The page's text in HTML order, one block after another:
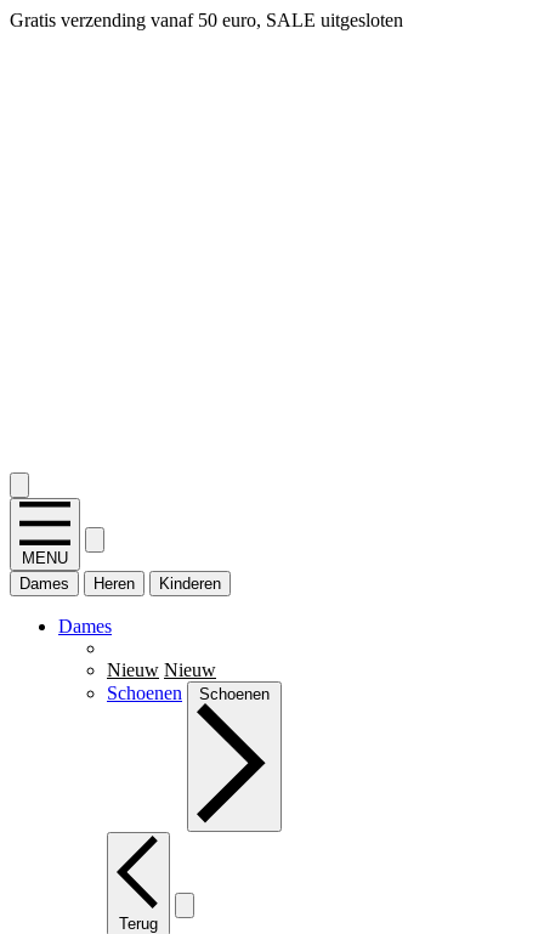
Gratis verzending vanaf 50 euro, SALE uitgesloten
MENU
Dames
Heren Kinderen
Dames
Nieuw Nieuw
Schoenen
Schoenen
Terug